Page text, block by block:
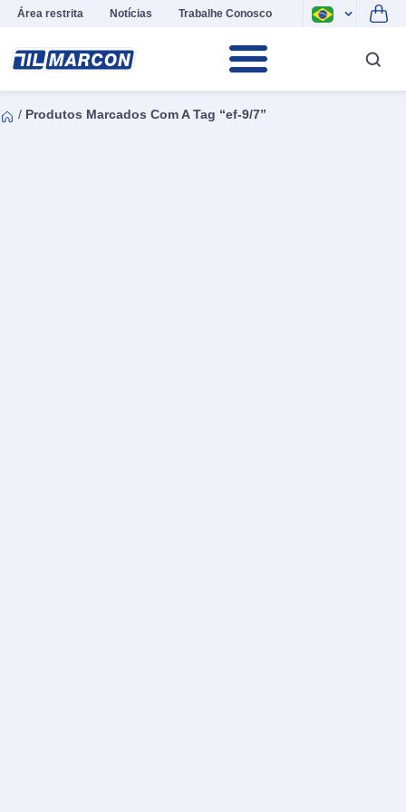
Área restrita Notícias Trabalhe Conosco
/ Produtos Marcados Com A Tag “ef-9/7”